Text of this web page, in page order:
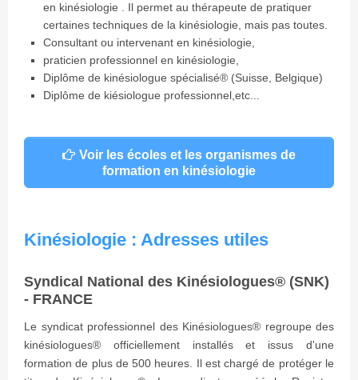
en kinésiologie . Il permet au thérapeute de pratiquer
certaines techniques de la kinésiologie, mais pas toutes.
Consultant ou intervenant en kinésiologie,
praticien professionnel en kinésiologie,
Diplôme de kinésiologue spécialisé® (Suisse, Belgique)
Diplôme de kiésiologue professionnel,etc...
Voir les écoles et les organismes de
formation en kinésiologie
Kinésiologie : Adresses utiles
Syndical National des Kinésiologues® (SNK)
- FRANCE
Le syndicat professionnel des Kinésiologues® regroupe des
kinésiologues® officiellement installés et issus d'une
formation de plus de 500 heures. Il est chargé de protéger le